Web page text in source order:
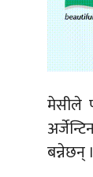
मेसीले
बन्नेछन् ।